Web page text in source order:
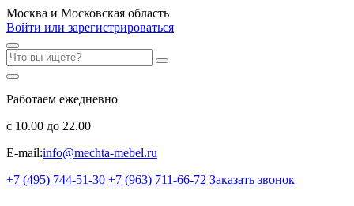
Москва и Московская область
Войти или зарегистрироваться
Работаем ежедневно
с 10.00 до 22.00
E-mail:info@mechta-mebel.ru
+7 (495) 744-51-30 +7 (963) 711-66-72 Заказать звонок